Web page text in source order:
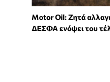
Motor Oil: Ζητά
ΔΕΣΦΑ ενόψει του